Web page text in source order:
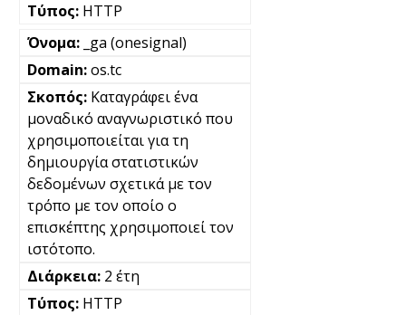
HTTP
_ga (onesignal)
os.tc
Καταγράφει ένα
μοναδικό αναγνωριστικό που
χρησιμοποιείται για τη
δημιουργία στατιστικών
δεδομένων σχετικά με τον
τρόπο με τον οποίο ο
επισκέπτης χρησιμοποιεί τον
ιστότοπο.
2 έτη
HTTP